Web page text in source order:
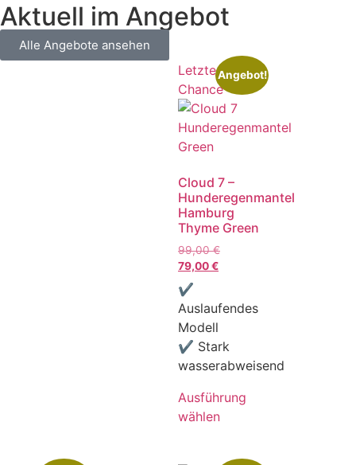
Aktuell im Angebot
Alle Angebote ansehen
Letzte
Chance
Angebot!
Cloud 7 –
Hunderegenmantel
Hamburg
Thyme Green
99,00€
79,00€
✔
Auslaufendes
Modell
✔ Stark
wasserabweisend
Ausführung
wählen